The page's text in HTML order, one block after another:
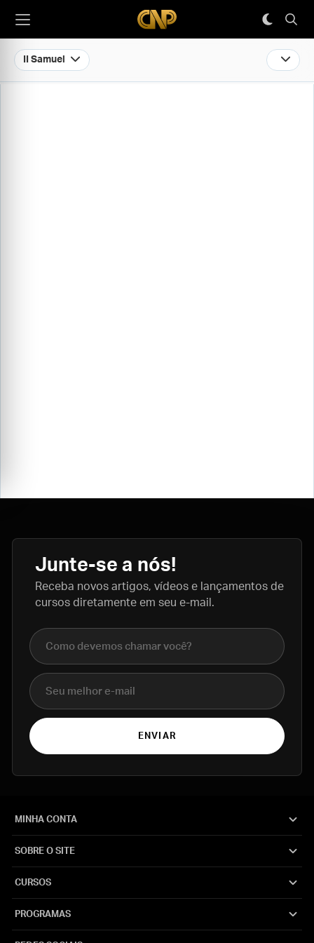
II Samuel
Junte-se a nós!
Receba novos artigos, vídeos e lançamentos de
cursos diretamente em seu e-mail.
Nome completo
E-mail
ENVIAR
MINHA CONTA
SOBRE O SITE
CURSOS
PROGRAMAS